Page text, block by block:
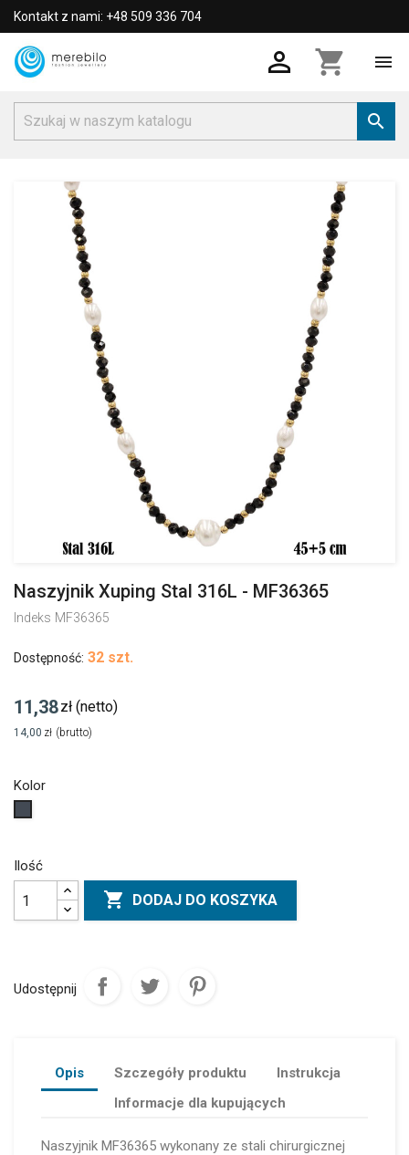
Kontakt z nami: +48 509 336 704
 shopping_cart 

Naszyjnik Xuping Stal 316L - MF36365
Indeks MF36365
Dostępność: 32 szt.
11,38zł (netto)
14,00 zł (brutto)
Kolor
Ilość
 DODAJ DO KOSZYKA
Udostępnij
Opis Szczegóły produktu
Instrukcja
Informacje dla kupujących
Naszyjnik MF36365 wykonany ze stali chirurgicznej